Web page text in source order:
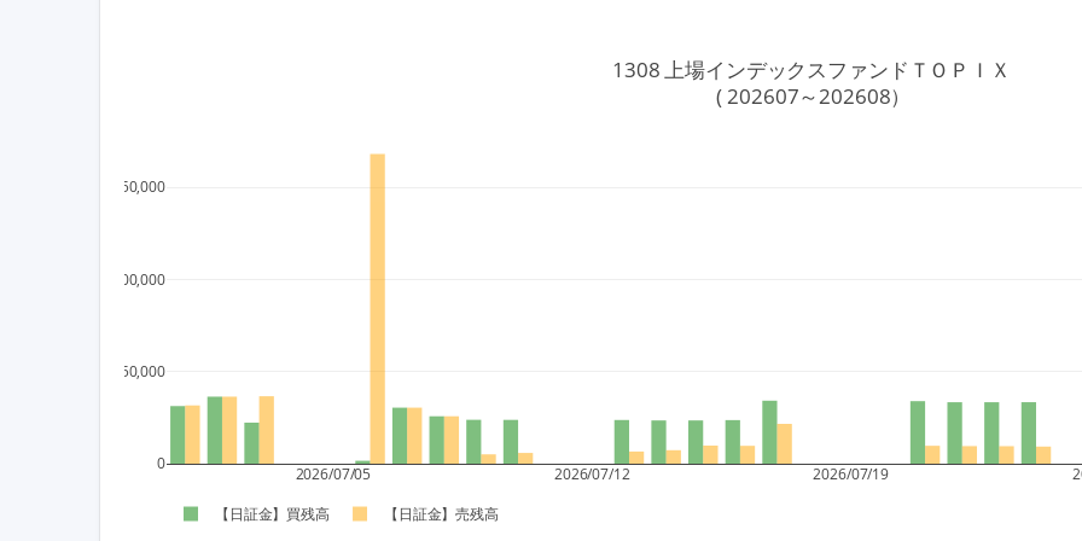
2026/07/05 2026/07/12 2026/07/19
0
50,000
100,000
150,000
【日証金】買残高 【日証金】売残高
1308 上場インデックスファンドＴＯＰＩＸ
( 202607～202608）